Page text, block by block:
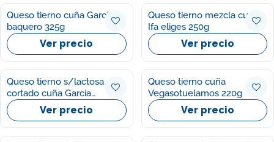
Queso tierno cuña García
baquero 325g
Ver precio
Queso tierno mezcla cuña
Ifa eliges 250g
Ver precio
Queso tierno s/lactosa
cortado cuña García
baquero 200gVer precio
Queso tierno cuña
Vegasotuelamos 220g
Ver precio